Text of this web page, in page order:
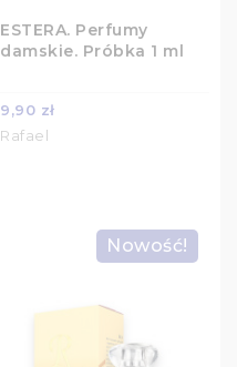
ESTERA. Perfumy
damskie. Próbka 1 ml
9,90 zł
Rafael
Nowość!